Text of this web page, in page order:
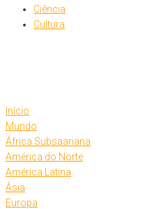
Ciência
Cultura
Início
Mundo
África Subsaariana
América do Norte
América Latina
Ásia
Europa